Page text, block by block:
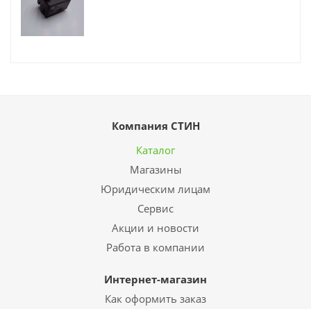
Компания СТИН
Каталог
Магазины
Юридическим лицам
Сервис
Акции и новости
Работа в компании
Интернет-магазин
Как оформить заказ